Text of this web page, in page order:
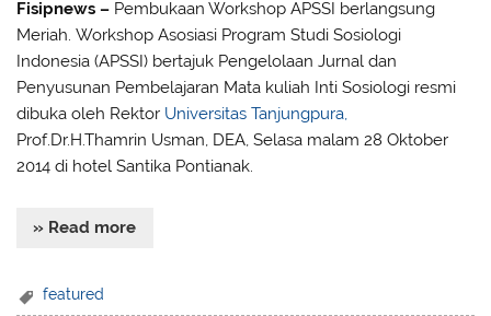
Fisipnews – Pembukaan Workshop APSSI berlangsung
Meriah. Workshop Asosiasi Program Studi Sosiologi
Indonesia (APSSI) bertajuk Pengelolaan Jurnal dan
Penyusunan Pembelajaran Mata kuliah Inti Sosiologi resmi
dibuka oleh Rektor Universitas Tanjungpura,
Prof.Dr.H.Thamrin Usman, DEA, Selasa malam 28 Oktober
2014 di hotel Santika Pontianak.
» Read more
featured